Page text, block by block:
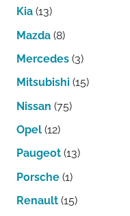
Kia (13)
Mazda (8)
Mercedes (3)
Mitsubishi (15)
Nissan (75)
Opel (12)
Paugeot (13)
Porsche (1)
Renault (15)